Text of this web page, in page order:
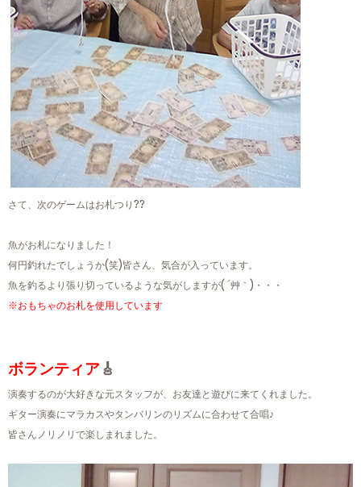
さて、次のゲームはお札つり??
魚がお札になりました！
何円釣れたでしょうか(笑)皆さん、気合が入っています。
魚を釣るより張り切っているような気がしますが( ´艸｀)・・・
※おもちゃのお札を使用しています
ボランティア 🎸
演奏するのが大好きな元スタッフが、お友達と遊びに来てくれました。
ギター演奏にマラカスやタンバリンのリズムに合わせて合唱♪
皆さんノリノリで楽しまれました。